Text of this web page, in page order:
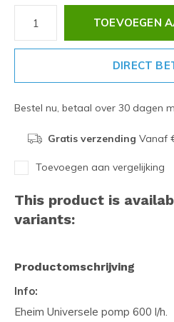
TOEVOEGEN
DIRECT
Bestel nu, betaal over 30 dagen
Gratis verzending Vanaf
Toevoegen aan vergelijking
This product is
variants:
Productomschrijving
Info:
Eheim Universele pomp 600 l/h.